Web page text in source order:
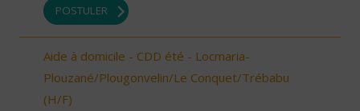
POSTULER
Aide à domicile - CDD été - Locmaria-
Plouzané/Plougonvelin/Le Conquet/Trébabu
(H/F)